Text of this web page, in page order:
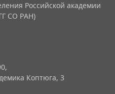
Российской академии
СО РАН)
Коптюга, 3